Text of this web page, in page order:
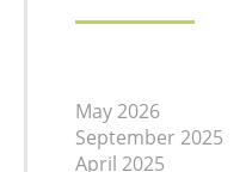
May 2026
September 2025
April 2025